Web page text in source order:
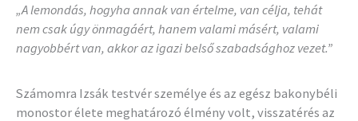
„A lemondás, hogyha annak van értelme, van célja, tehát
nem csak úgy önmagáért, hanem valami másért, valami
nagyobbért van, akkor az igazi belső szabadsághoz vezet.”
Számomra Izsák testvér személye és az egész bakonybéli
monostor élete meghatározó élmény volt, visszatérés az